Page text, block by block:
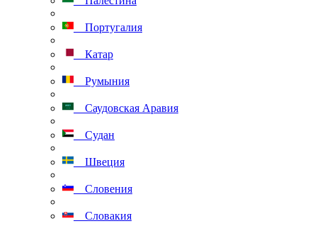
Португалия
Катар
Румыния
Саудовская Аравия
Судан
Швеция
Словения
Словакия